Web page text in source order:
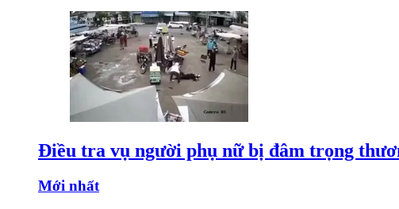
Điều tra vụ người phụ nữ bị đâm trọng
Mới nhất